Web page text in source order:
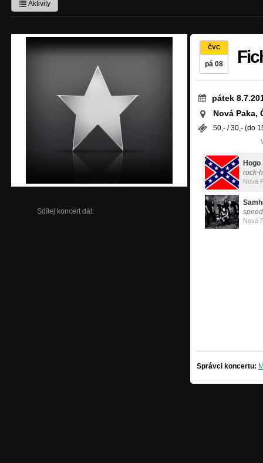
Aktivity
Sdílej koncert dál:
ČVC
pá 08
pátek
Nová Paka,
50,- / 30,- (do
Hogo
rock-
Nová
Nová
Správci koncertu: